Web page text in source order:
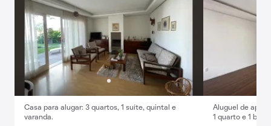
Casa para alugar: 3 quartos, 1 suíte, quintal e
varanda.
Aluguel de
1 quarto e 1